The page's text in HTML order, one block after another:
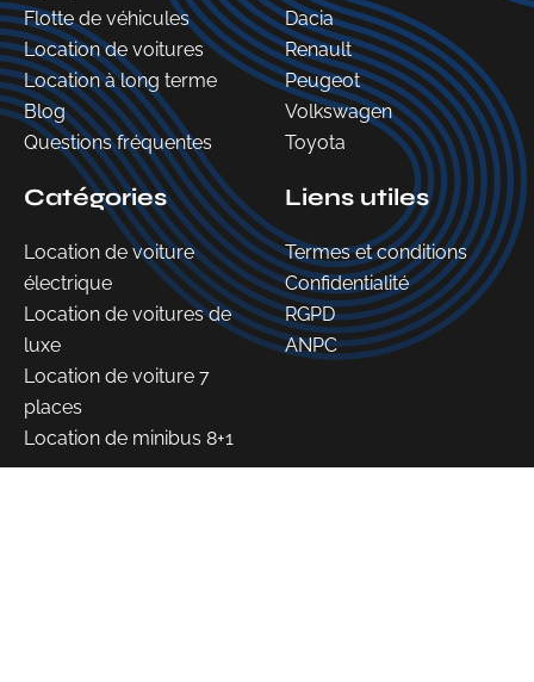
Flotte de véhicules
Location de voitures
Location à long terme
Blog
Questions fréquentes
Dacia
Renault
Peugeot
Volkswagen
Toyota
Catégories
Location de voiture
électrique
Location de voitures de
luxe
Location de voiture 7
places
Location de minibus 8+1
Liens utiles
Termes et conditions
Confidentialité
RGPD
ANPC